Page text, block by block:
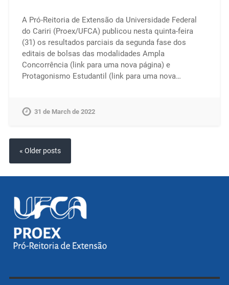
A Pró-Reitoria de Extensão da Universidade Federal
do Cariri (Proex/UFCA) publicou nesta quinta-feira
(31) os resultados parciais da segunda fase dos
editais de bolsas das modalidades Ampla
Concorrência (link para uma nova página) e
Protagonismo Estudantil (link para uma nova…
31 de March de 2022
« Older posts